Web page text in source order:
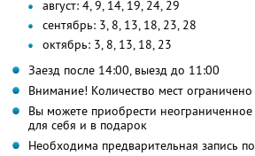
август: 4, 9, 14, 19, 24, 29
сентябрь: 3, 8, 13, 18, 23, 28
октябрь: 3, 8, 13, 18, 23
Заезд после 14:00, выезд до 11:00
Внимание! Количество мест ограничено
Вы можете приобрести
для себя и в подарок
Необходима предварительная запись